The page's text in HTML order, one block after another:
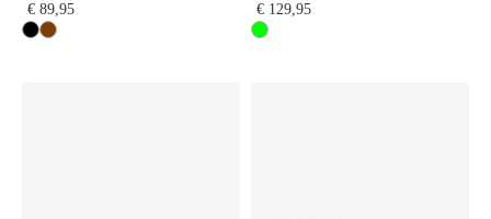
€ 89,95
€ 129,95